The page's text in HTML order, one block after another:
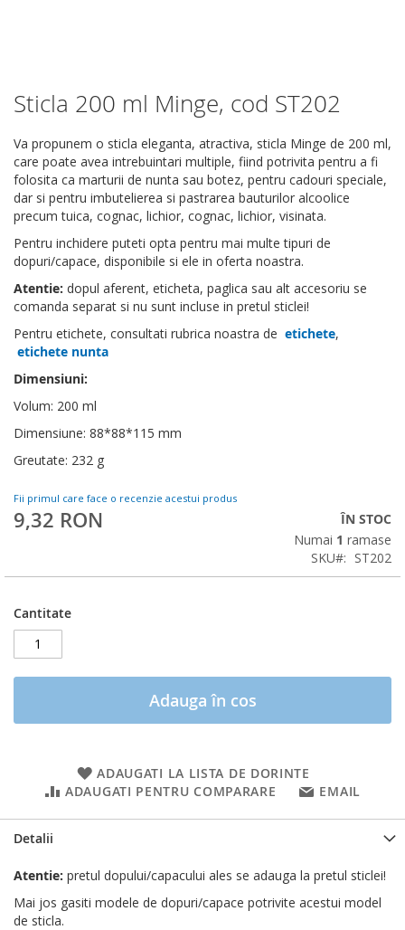
Sticla 200 ml Minge, cod ST202
Va propunem o sticla eleganta, atractiva, sticla Minge de 200 ml,
care poate avea intrebuintari multiple, fiind potrivita pentru a fi
folosita ca marturii de nunta sau botez, pentru cadouri speciale,
dar si pentru imbutelierea si pastrarea bauturilor alcoolice
precum tuica, cognac, lichior, cognac, lichior, visinata.
Pentru inchidere puteti opta pentru mai multe tipuri de
dopuri/capace, disponibile si ele in oferta noastra.
Atentie: dopul aferent, eticheta, paglica sau alt accesoriu se
comanda separat si nu sunt incluse in pretul sticlei!
Pentru etichete, consultati rubrica noastra de etichete,
etichete nunta
Dimensiuni:
Volum: 200 ml
Dimensiune: 88*88*115 mm
Greutate: 232 g
Fii primul care face o recenzie acestui produs
9,32 RON
ÎN STOC
Numai 1 ramase
SKU
ST202
Cantitate
Adauga în cos
ADAUGATI LA LISTA DE DORINTE
ADAUGATI PENTRU COMPARARE
EMAIL
Skip
to
the
beginning
of
the
images
gallery
Detalii
Atentie: pretul dopului/capacului ales se adauga la pretul sticlei!
Mai jos gasiti modele de dopuri/capace potrivite acestui model
de sticla.